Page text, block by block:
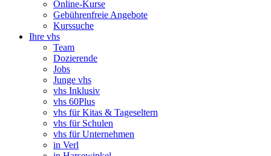
Online-Kurse
Gebührenfreie Angebote
Kurssuche
Ihre vhs
Team
Dozierende
Jobs
Junge vhs
vhs Inklusiv
vhs 60Plus
vhs für Kitas & Tageseltern
vhs für Schulen
vhs für Unternehmen
in Verl